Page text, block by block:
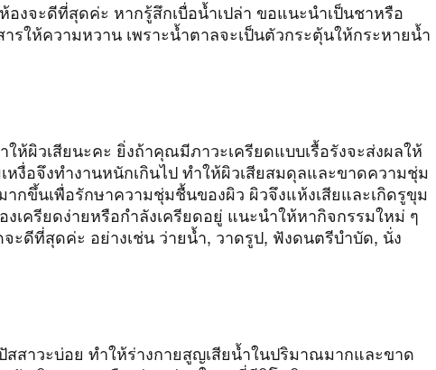
จะดีที่สุดค่ะ หากรู้สึกเบื่อน้ำเปล่า ขอแนะนำเป็นชาหรือ
รให้ความหวาน เพราะน้ำตาลจะเป็นตัวกระตุ้นให้กระหายน้ำ
ให้ผิวเสียนะคะ ยิ่งถ้าคุณมีภาวะเครียดแบบเรื้อรังจะส่งผลให้
งื่อจึงทำงานหนักเกินไป ทำให้ผิวเสียสมดุลและขาดความชุ่ม
กขึ้นเพื่อรักษาความชุ่มชื้นของผิว ผิวจึงแห้งเสียและเกิดรูขุม
เครียดง่ายหรือกำลังเครียดอยู่ แนะนำให้หากิจกรรมใหม่ ๆ
ะดีที่สุดค่ะ อย่างเช่น ว่ายน้ำ, วาดรูป, ฟังดนตรีบำบัด, นั่ง
สสาวะบ่อย ทำให้ร่างกายสูญเสียน้ำในปริมาณมากและขาด